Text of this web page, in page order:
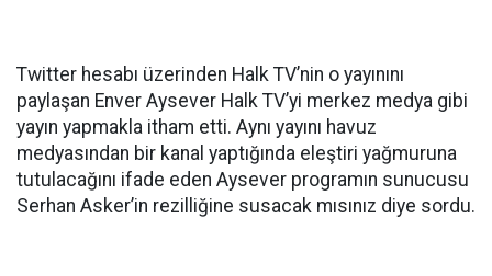
Twitter hesabı üzerinden Halk TV’nin o yayınını
paylaşan Enver Aysever Halk TV’yi merkez medya gibi
yayın yapmakla itham etti. Aynı yayını havuz
medyasından bir kanal yaptığında eleştiri yağmuruna
tutulacağını ifade eden Aysever programın sunucusu
Serhan Asker’in rezilliğine susacak mısınız diye sordu.